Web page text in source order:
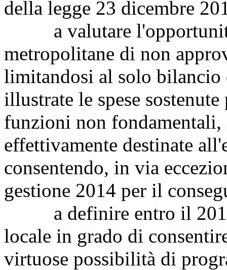
della legge 23 dicembre
a valutare l'opportunità
metropolitane di non
limitandosi al solo
illustrate le spese
funzioni non fondamentali,
effettivamente destinate
consentendo, in via
gestione 2014 per il
a definire entro il 2015
locale in grado di
virtuose possibilità di